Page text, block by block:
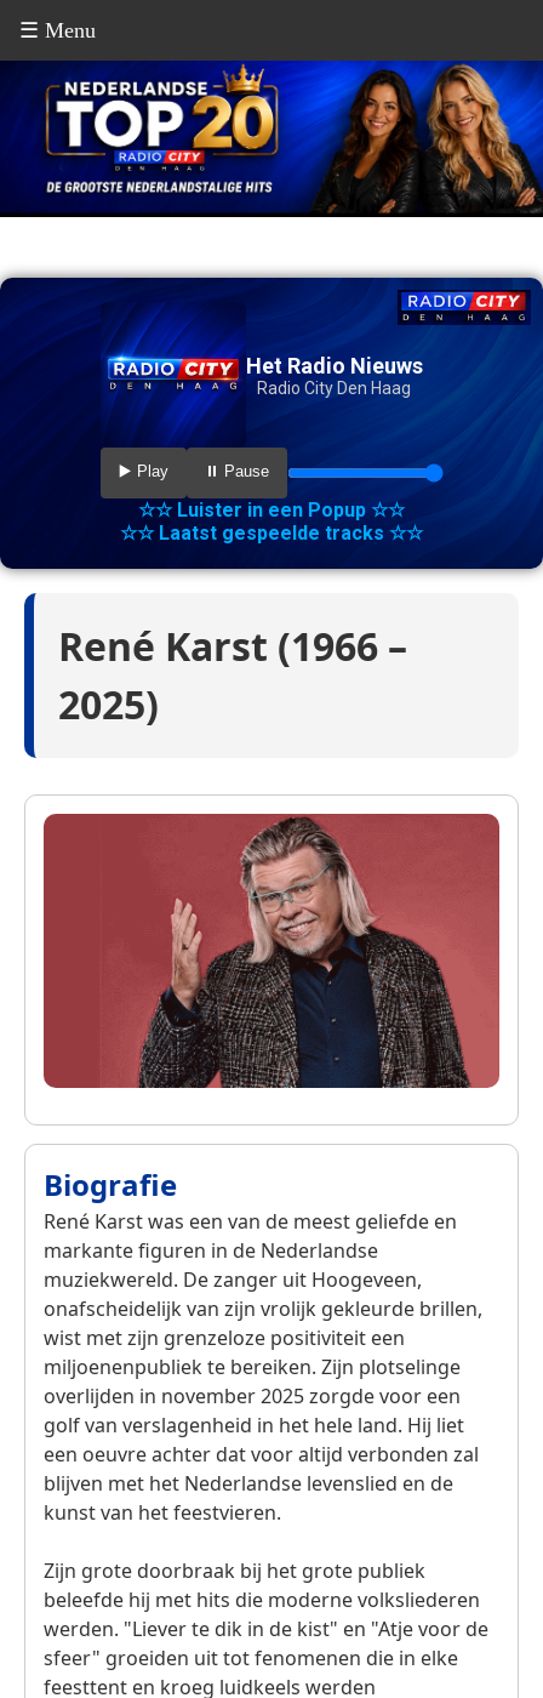
☰ Menu
Het Radio Nieuws
Radio City Den Haag
▶️ Play ⏸️ Pause
☆☆ Luister in een Popup ☆☆
☆☆ Laatst gespeelde tracks ☆☆
René Karst (1966 –
2025)
Biografie
René Karst was een van de meest geliefde en
markante figuren in de Nederlandse
muziekwereld. De zanger uit Hoogeveen,
onafscheidelijk van zijn vrolijk gekleurde brillen,
wist met zijn grenzeloze positiviteit een
miljoenenpubliek te bereiken. Zijn plotselinge
overlijden in november 2025 zorgde voor een
golf van verslagenheid in het hele land. Hij liet
een oeuvre achter dat voor altijd verbonden zal
blijven met het Nederlandse levenslied en de
kunst van het feestvieren.
Zijn grote doorbraak bij het grote publiek
beleefde hij met hits die moderne volksliederen
werden. "Liever te dik in de kist" en "Atje voor de
sfeer" groeiden uit tot fenomenen die in elke
feesttent en kroeg luidkeels werden